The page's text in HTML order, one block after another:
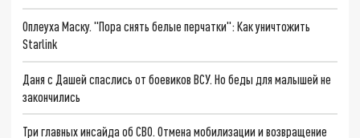
Оплеуха Маску. "Пора снять белые перчатки": Как уничтожить
Starlink
Даня с Дашей спаслись от боевиков ВСУ. Но беды для малышей не
закончились
Три главных инсайда об СВО. Отмена мобилизации и возвращение